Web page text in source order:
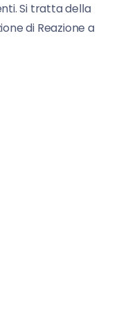
Si tratta della
di Reazione a